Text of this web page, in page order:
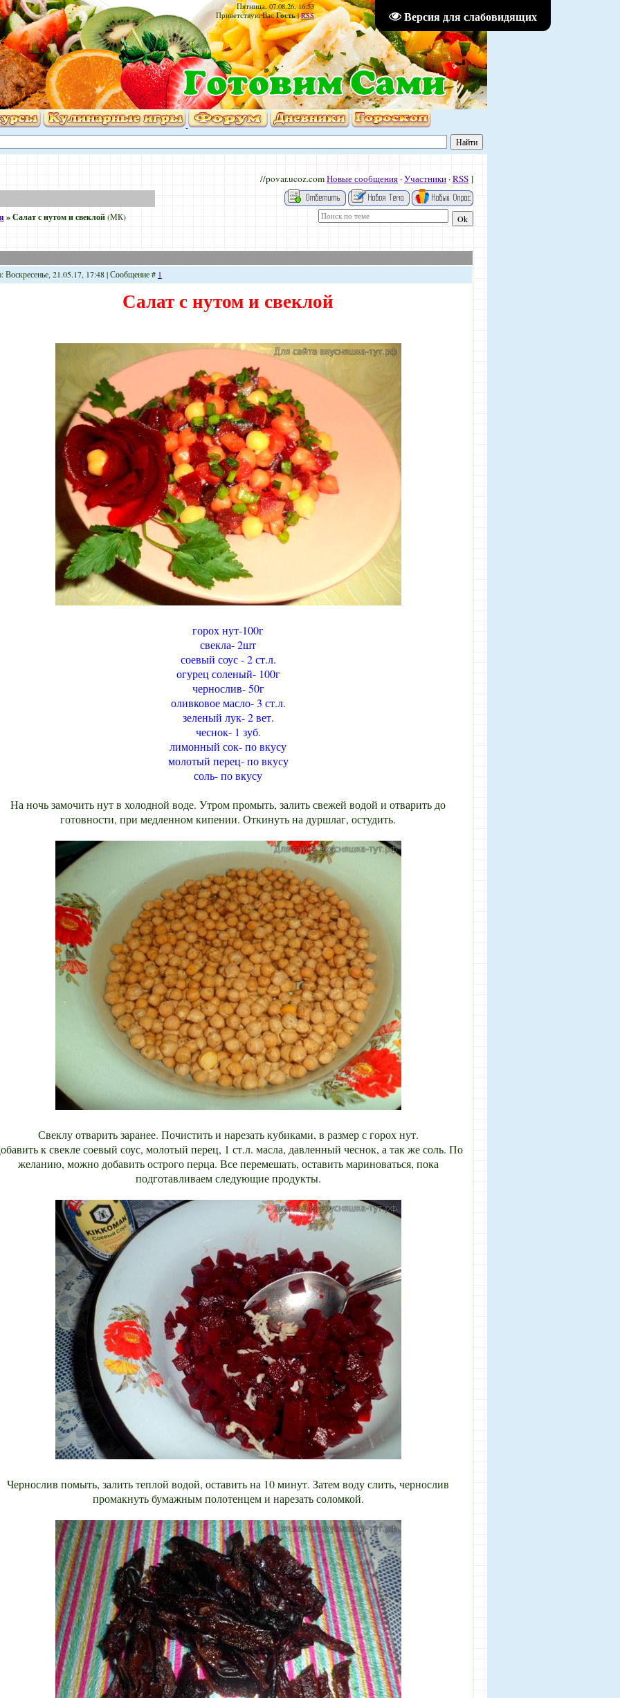
Версия для слабовидящих
Пятница, 07.08.26, 16:53
Приветствую Вас Гость|RSS
//povar.ucoz.comНовые сообщения ·Участники ·RSS]
»Салат с нутом и свеклой(МК)
Воскресенье, 21.05.17, 17:48 | Сообщение # 1
Салат с нутом и свеклой
горох нут-100г
свекла- 2шт
соевый соус - 2 ст.л.
огурец соленый- 100г
чернослив- 50г
оливковое масло- 3 ст.л.
зеленый лук- 2 вет.
чеснок- 1 зуб.
лимонный сок- по вкусу
молотый перец- по вкусу
соль- по вкусу
На ночь замочить нут в холодной воде. Утром промыть, залить свежей водой и отварить до
готовности, при медленном кипении. Откинуть на дуршлаг, остудить.
Свеклу отварить заранее. Почистить и нарезать кубиками, в размер с горох нут.
к свекле соевый соус, молотый перец, 1 ст.л. масла, давленный чеснок, а так же соль. По
желанию, можно добавить острого перца. Все перемешать, оставить мариноваться, пока
подготавливаем следующие продукты.
Чернослив помыть, залить теплой водой, оставить на 10 минут. Затем воду слить, чернослив
промакнуть бумажным полотенцем и нарезать соломкой.